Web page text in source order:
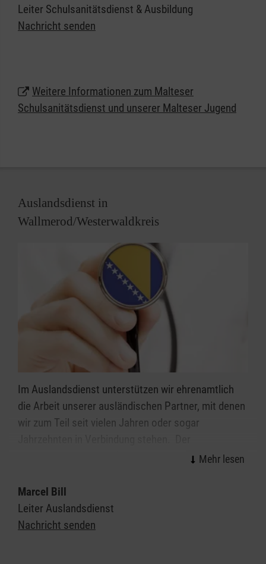
Dafür stellen wir Malteser eine entsprechende
Ausrüstung bereit und bieten regelmäßig Erste-
einenSchulsanitätsdienst gründenwollen oder
Fragen zu unserenErste-Hilfe-Kursen für Schulen,
Leiter Schulsanitätsdienst & Ausbildung
Nachricht senden
Weitere Informationen zum Malteser
Schulsanitätsdienst und unserer Malteser Jugend
Auslandsdienst in
Wallmerod/Westerwaldkreis
Im Auslandsdienst unterstützen wir ehrenamtlich
die Arbeit unserer ausländischen Partner, mit denen
wir zum Teil seit vielen Jahren oder sogar
Vares in Bosnien und Herzegowina, wo wir in
Kooperation mit örtlichen Behörden, Schulen und
Organisationen bedürftige Familien unterstützen.
Marcel Bill
Leiter Auslandsdienst
Nachricht senden